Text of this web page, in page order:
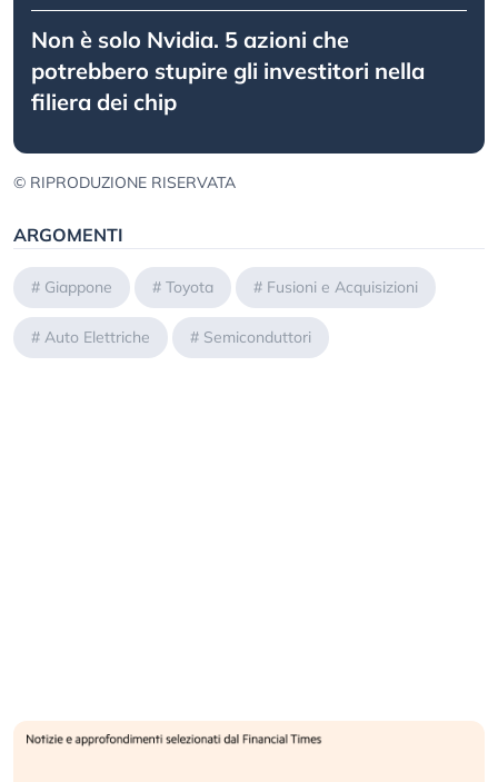
Non è solo Nvidia. 5 azioni che
potrebbero stupire gli investitori nella
filiera dei chip
© RIPRODUZIONE RISERVATA
ARGOMENTI
# Giappone # Toyota # Fusioni e Acquisizioni
# Auto Elettriche # Semiconduttori